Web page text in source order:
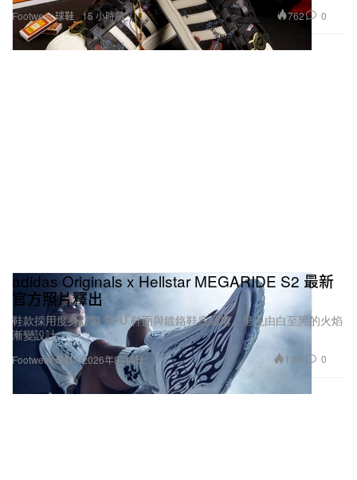
Footwear 球鞋 15 小時前 762 0
Footwear 球鞋
adidas Originals x Hellstar MEGARIDE S2 最新
官方照片釋出
鞋款採用度身訂製 RPU 鞋面與鍍鉻鞋底結構，呈現由白至黑的火焰
漸變設計。
2026年8月4日 1.2K 0